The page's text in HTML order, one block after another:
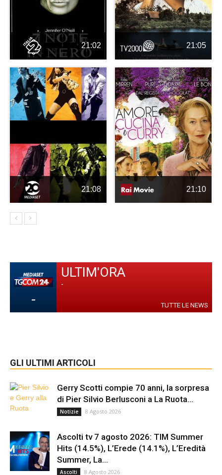
21:02 21:05
21:08 21:10
-
ULTIM'ORA
-
TUTTE LE NEWS
GLI ULTIMI ARTICOLI
Gerry Scotti compie 70 anni, la sorpresa
di Pier Silvio Berlusconi a La Ruota...
Notizie 8 Agosto 2026
Ascolti tv 7 agosto 2026: TIM Summer
Hits (14.5%), L’Erede (14.1%), L’Eredità
Summer, La...
Ascolti 8 Agosto 2026